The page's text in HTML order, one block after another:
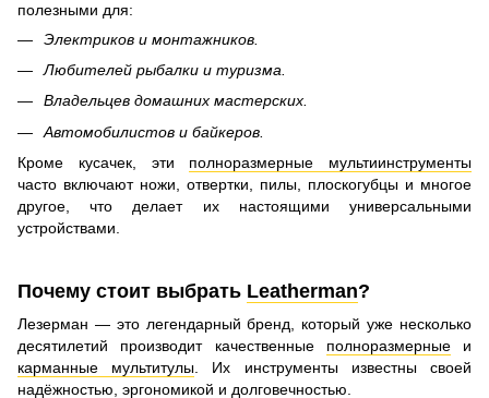
полезными для:
Электриков и монтажников.
Любителей рыбалки и туризма.
Владельцев домашних мастерских.
Автомобилистов и байкеров.
Кроме кусачек, эти полноразмерные мультиинструменты
часто включают ножи, отвертки, пилы, плоскогубцы и многое
другое, что делает их настоящими универсальными
устройствами.
Почему стоит выбрать Leatherman?
Лезерман — это легендарный бренд, который уже несколько
десятилетий производит качественные полноразмерныеи
карманные мультитулы . Их инструменты известны своей
надёжностью, эргономикой и долговечностью.